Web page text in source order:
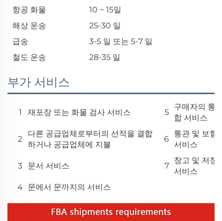
항공 화물
10 ~ 15일
해상 운송
25-30 일
급송
3-5 일 또는 5-7 일
철도 운송
28-35 일
부가 서비스
1 재포장 또는 화물 검사 서비스 5
구매자의 통
합 서비스
2
다른 공급업체로부터의 선적을 결합
하거나 공급업체에 지불
6
통관 및 보험
서비스
3 문서 서비스 7
창고 및 저장
서비스
4 문에서 문까지의 서비스